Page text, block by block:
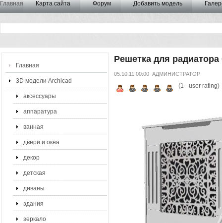
Главная Карта сайта Форум Добавить модель
Главная
3D модели Archicad
аксессуары
аппаратура
ванная
двери и окна
декор
детская
диваны
здания
зеркало
Решетка для радиатора
05.10.11 00:00 АДМИНИСТРАТОР
(1 - user rating)